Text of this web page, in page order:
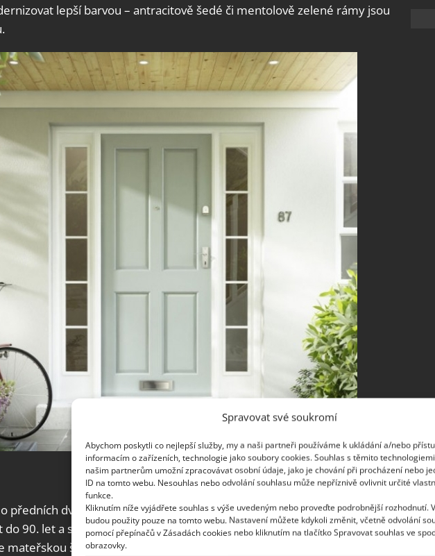
Spravovat své soukromí
Abychom poskytli co nejlepší služby, my a naši partneři používáme k ukládání a/nebo
informacím o zařízeních, technologie jako soubory cookies. Souhlas s těmito
našim partnerům umožní zpracovávat osobní údaje, jako je chování při procházení nebo
ID na tomto webu. Nesouhlas nebo odvolání souhlasu může nepříznivě ovlivnit určité
funkce.
Kliknutím níže vyjádřete souhlas s výše uvedeným nebo proveďte podrobnější rozhodnutí.
budou použity pouze na tomto webu. Nastavení můžete kdykoli změnit, včetně odvolání
pomocí přepínačů v Zásadách cookies nebo kliknutím na tlačítko Spravovat souhlas ve
obrazovky.
lepší barvou – antracitově šedé či mentolově zelené rámy jsou
předních dveřích – vyhněte se jasným lesklým odstínům, pokud se
do 90. let a stejně tak se vyhněte pastelovým barvám, pokud
mateřskou školku. Přední dveře jedině v neutrálních barvách.